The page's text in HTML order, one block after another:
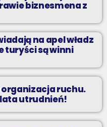
biznesmena z
na apel władz
turyści są winni
ruchu.
utrudnień!